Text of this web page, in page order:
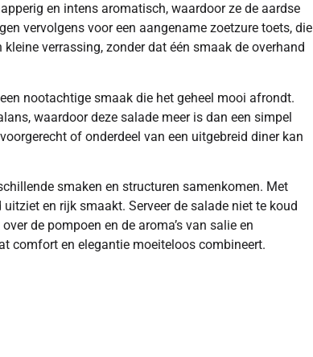
en intens aromatisch, waardoor ze de aardse
vervolgens voor een aangename zoetzure toets, die
verrassing, zonder dat één smaak de overhand
nootachtige smaak die het geheel mooi afrondt.
waardoor deze salade meer is dan een simpel
of onderdeel van een uitgebreid diner kan
smaken en structuren samenkomen. Met
en rijk smaakt. Serveer de salade niet te koud
de pompoen en de aroma’s van salie en
comfort en elegantie moeiteloos combineert.